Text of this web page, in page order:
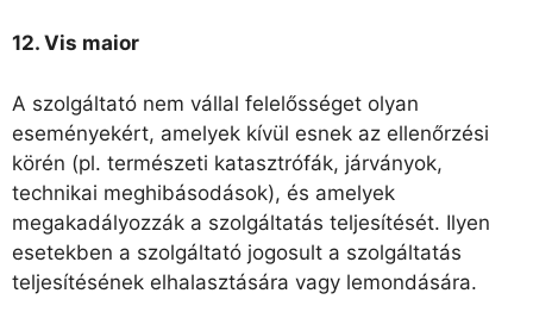
12. Vis maior
A szolgáltató nem vállal felelősséget olyan
eseményekért, amelyek kívül esnek az ellenőrzési
körén (pl. természeti katasztrófák, járványok,
technikai meghibásodások), és amelyek
megakadályozzák a szolgáltatás teljesítését. Ilyen
esetekben a szolgáltató jogosult a szolgáltatás
teljesítésének elhalasztására vagy lemondására.